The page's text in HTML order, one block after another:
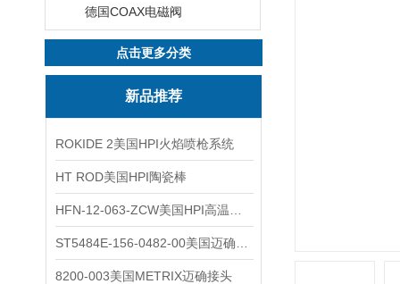
德国COAX电磁阀
点击更多分类
新品推荐
ROKIDE 2美国HPI火焰喷枪系统
HT ROD美国HPI陶瓷棒
8200-003美国METRIX迈确接头